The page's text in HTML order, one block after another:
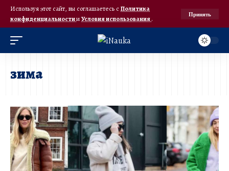
Используя этот сайт, вы соглашаетесь с Политика
конфиденциальностииУсловия использования.
Принять
зима